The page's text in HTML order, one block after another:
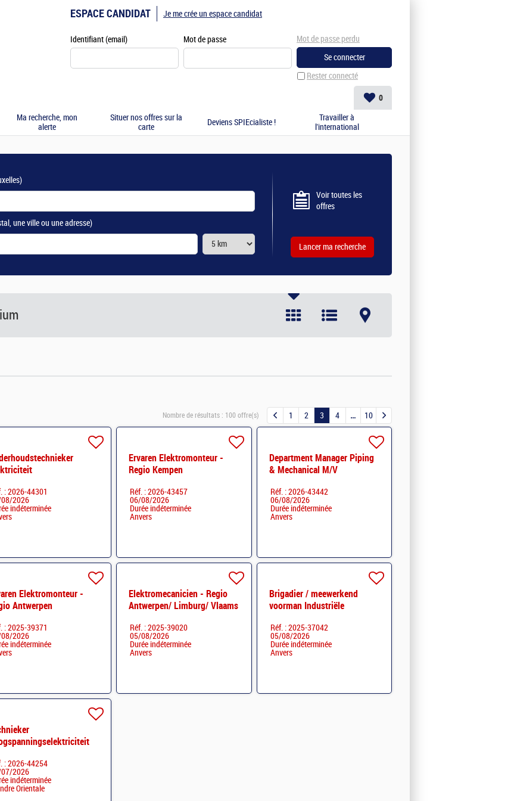
ESPACE CANDIDAT
Identifiant (email) Mot de passe
Rester connecté
Mot de passe perdu
Je me crée un espace candidat
0
Ma recherche, mon
alerte
Situer nos offres sur la
carte
Deviens SPIEcialiste !
Travailler à
l'international
une ville ou une adresse)
Voir toutes les
offres
Nombre de résultats : 100 offre(s) 1 2 3 4 10
: 2026-44301
2026
indéterminée
Ervaren Elektromonteur -
Regio Kempen
Réf. : 2026-43457
06/08/2026
Durée indéterminée
Anvers
Department Manager Piping
& Mechanical M/V
Réf. : 2026-43442
06/08/2026
Durée indéterminée
Anvers
Elektromonteur -
Antwerpen
: 2025-39371
2026
indéterminée
Elektromecanicien - Regio
Antwerpen/ Limburg/ Vlaams
Réf. : 2025-39020
05/08/2026
Durée indéterminée
Anvers
Brigadier / meewerkend
voorman Industriële
Réf. : 2025-37042
05/08/2026
Durée indéterminée
Anvers
: 2026-44254
2026
indéterminée
Orientale